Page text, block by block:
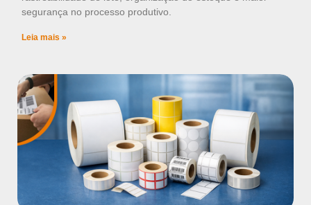
segurança no processo produtivo.
Leia mais »